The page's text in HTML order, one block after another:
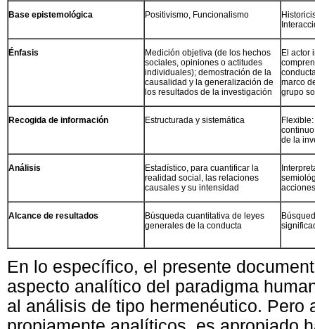
Base epistemológica Positivismo, Funcionalismo
Énfasis
Medición objetiva (de los hechos
sociales, opiniones o actitudes
individuales); demostración de la
causalidad y la generalización de
los resultados de la investigación
El actor
marco
grupo
Recogida de información Estructurada y sistemática
de la
Análisis
Estadístico, para cuantificar la
realidad social, las relaciones
causales y su intensidad
Alcance de resultados
Búsqueda cuantitativa de leyes
generales de la conducta
En lo específico, el presente
aspecto analítico del paradigma
al análisis de tipo hermenéutico. Pero